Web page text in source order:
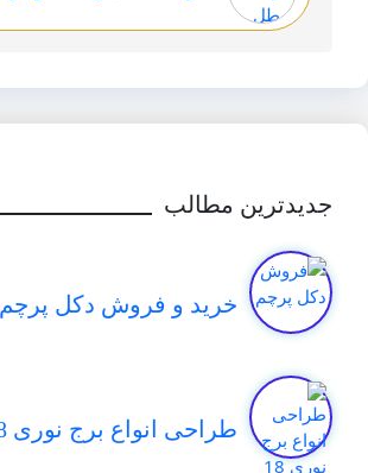
جدیدترین مطالب
خرید و فروش دكل پرچم